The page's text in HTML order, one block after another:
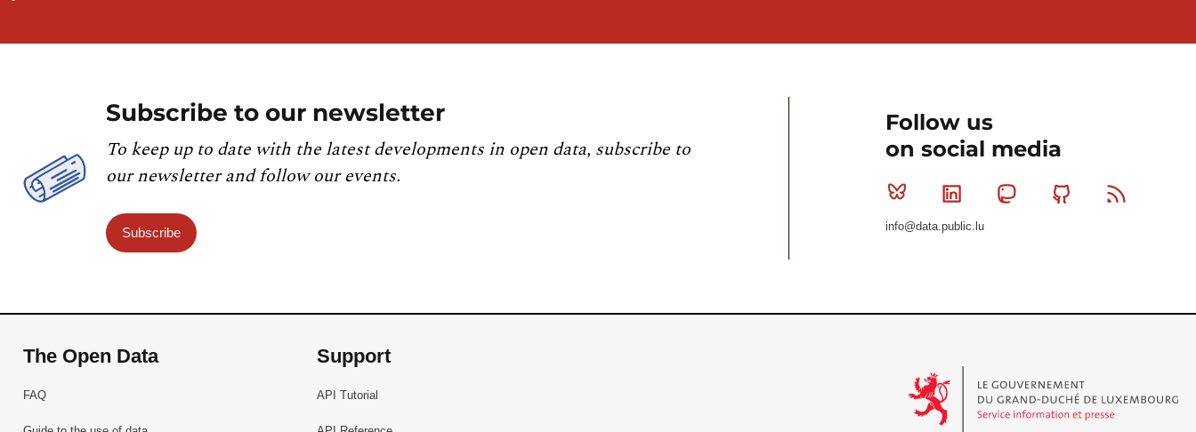
Subscribe to our newsletter
To keep up to date with the latest developments in open data, subscribe to
our newsletter and follow our events.
Subscribe
Follow us
on social media
Bluesky Linkedin MastodonGithub
info@data.public.lu
The Open Data
FAQ
Support
API Tutorial